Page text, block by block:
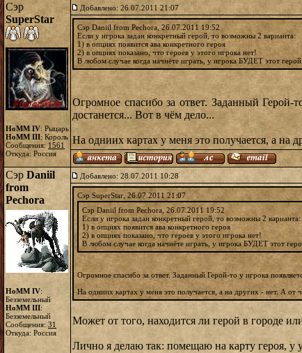
Сэр
SuperStar
HoMM IV: Рыцарь
HoMM III: Король
Сообщения: 1561
Откуда: Россия
Добавлено: 26.07.2011 21:07
Сэр Daniil from Pechora, 26.07.2011 19:52
Если у игрока задан конкретный герой, то возможны 2 варианта:
1) в опциях появится ава конкретного героя
2) в опциях показано, что героев у этого игрока нет!
В любом случае когда начнёте играть, у игрока БУДЕТ этот
Огромное спасибо за ответ. Заданный
достанется... Вот в чём дело...
На одниих картах у меня это получается, а на
Сэр Daniil
from
Pechora
HoMM IV:
Безземельный
HoMM III:
Безземельный
Сообщения: 31
Откуда: Россия
Добавлено: 28.07.2011 10:28
Сэр SuperStar, 26.07.2011 21:07
Сэр Daniil from Pechora, 26.07.2011 19:52
Если у игрока задан конкретный герой, то возможны 2 варианта:
1) в опциях появится ава конкретного героя
2) в опциях показано, что героев у этого игрока нет!
В любом случае когда начнёте играть, у игрока БУДЕТ этот
Огромное спасибо за ответ. Заданный Герой-то у игрока
На одниих картах у меня это получается, а на других - нет. А от
Может от того, находится ли герой в городе
Лично я делаю так: помещаю на карту героя, у